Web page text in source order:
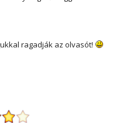
ragadják az olvasót!